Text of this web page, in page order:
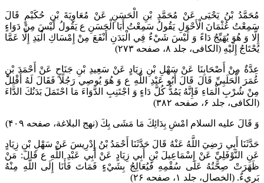
مُحَمَّدُ بْنُ يَحْيَى عَنْ مُحَمَّدِ بْنِ الْحَسَنِ عَنْ مُعَاوِيَةَ بْنِ حُكَيْمٍ قَالَ
سَمِعْتُ عُثْمَانَ الْأَحْوَلِ يَقُولُ سَمِعْتُ أَبَا الْحَسَنِ ع يَقُولُ لَيْسَ مِنْ دَوَاءٍ
إِلَّا وَ هُوَ يُهَيِّجُ دَاءً وَ لَيْسَ شَيْ‌ءٌ فِي الْبَدَنِ أَنْفَعَ مِنْ إِمْسَاكِ الْيَدِ إِلَّا عَمَّا
يُحْتَاجُ إِلَيْهِ‌ (الکافی، جلد ۸، صفحه ۲۷۳)
عِدَّةٌ مِنْ أَصْحَابِنَا عَنْ سَهْلِ بْنِ زِيَادٍ عَنْ سَعِيدِ بْنِ جَنَاحٍ عَنْ أَحْمَدَ بْنِ
عُمَرَ الْحَلَبِيِّ قَالَ قَالَ أَبُو عَبْدِ اللَّهِ ع وَ هُوَ يُوصِي رَجُلًا فَقَالَ لَهُ أَقْلِلْ
مِنْ شُرْبِ الْمَاءِ فَإِنَّهُ يَمُدُّ كُلَّ دَاءٍ وَ اجْتَنِبِ الدَّوَاءَ مَا احْتَمَلَ بَدَنُكَ الدَّاءَ‌
(الکافی، جلد ۶، صفحه ۳۸۲)
وَ قَالَ عليه السلام امْشِ بِدَائِكَ مَا مَشَى بِكَ‌ (نهج البلاغة، صفحه ۴۰۹)
حَدَّثَنَا أَبِي رَضِيَ اللَّهُ عَنْهُ قَالَ حَدَّثَنَا أَحْمَدُ بْنُ إِدْرِيسَ عَنْ سَهْلِ بْنِ زِيَادٍ
عَنِ النَّوْفَلِيِّ عَنْ إِسْمَاعِيلَ بْنِ أَبِي زِيَادٍ عَنْ أَبِي عَبْدِ اللَّهِ ع قَالَ: مَنْ
ظَهَرَتْ‏ صِحَّتُهُ‏ عَلَى سُقْمِهِ فَيُعَالِجُ بِشَيْ‏ءٍ فَمَاتَ فَأَنَا إِلَى اللَّهِ مِنْهُ
بَرِي‏ءٌ. (الخصال، جلد ۱، صفحه ۲۶)